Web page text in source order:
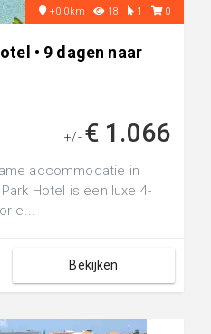
+0.0km 18 1 0
• 9 dagen naar
+/- € 1.066
accommodatie in
Hotel is een luxe 4-
e...
Bekijken